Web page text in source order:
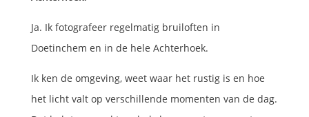
Ja. Ik fotografeer regelmatig bruiloften in
Doetinchem en in de hele Achterhoek.
Ik ken de omgeving, weet waar het rustig is en hoe
het licht valt op verschillende momenten van de dag.